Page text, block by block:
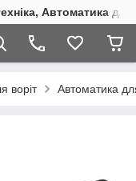
Автоматика
воріт Автоматика